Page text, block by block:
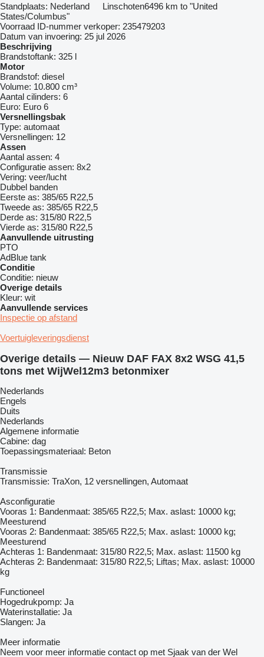
Standplaats: Nederland Linschoten6496 km to "United
States/Columbus"
Voorraad ID-nummer verkoper: 235479203
Datum van invoering: 25 jul 2026
Beschrijving
Brandstoftank: 325 l
Motor
Brandstof: diesel
Volume: 10.800 cm³
Aantal cilinders: 6
Euro: Euro 6
Versnellingsbak
Type: automaat
Versnellingen: 12
Assen
Aantal assen: 4
Configuratie assen: 8x2
Vering: veer/lucht
Dubbel banden
Eerste as: 385/65 R22,5
Tweede as: 385/65 R22,5
Derde as: 315/80 R22,5
Vierde as: 315/80 R22,5
Aanvullende uitrusting
PTO
AdBlue tank
Conditie
Conditie: nieuw
Overige details
Kleur: wit
Aanvullende services
Inspectie op afstand
Voertuigleveringsdienst
Overige details — Nieuw DAF FAX 8x2 WSG 41,5
tons met WijWel12m3 betonmixer
Nederlands
Engels
Duits
Nederlands
Algemene informatie
Cabine: dag
Toepassingsmateriaal: Beton
Transmissie
Transmissie: TraXon, 12 versnellingen, Automaat
Asconfiguratie
Vooras 1: Bandenmaat: 385/65 R22,5; Max. aslast: 10000 kg;
Meesturend
Vooras 2: Bandenmaat: 385/65 R22,5; Max. aslast: 10000 kg;
Meesturend
Achteras 1: Bandenmaat: 315/80 R22,5; Max. aslast: 11500 kg
Achteras 2: Bandenmaat: 315/80 R22,5; Liftas; Max. aslast: 10000
kg
Functioneel
Hogedrukpomp: Ja
Waterinstallatie: Ja
Slangen: Ja
Meer informatie
Neem voor meer informatie contact op met Sjaak van der Wel